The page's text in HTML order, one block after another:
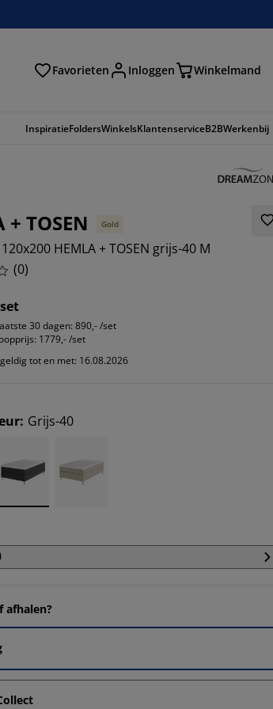
Favorieten Inloggen Winkelmand
InspiratieFoldersWinkelsKlantenserviceB2BWerkenbij
+ TOSEN Gold
HEMLA + TOSEN grijs-40 M
(0)
30 dagen: 890,- /set
1779,- /set
tot en met: 16.08.2026
: Grijs-40
afhalen?